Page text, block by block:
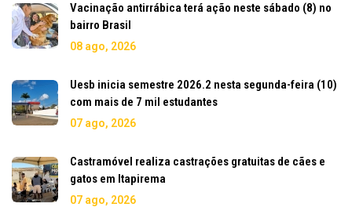
Vacinação antirrábica terá ação neste sábado (8) no
bairro Brasil
08 ago, 2026
Uesb inicia semestre 2026.2 nesta segunda-feira (10)
com mais de 7 mil estudantes
07 ago, 2026
Castramóvel realiza castrações gratuitas de cães e
gatos em Itapirema
07 ago, 2026